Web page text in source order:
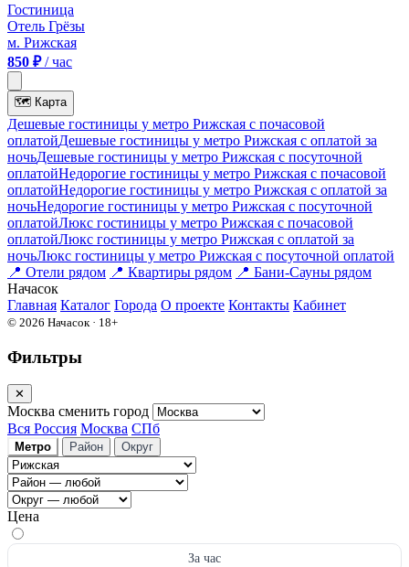
Гостиница
Отель Грёзы
м. Рижская
850 ₽/ час
🗺 Карта
Дешевые гостиницы у метро Рижская c почасовой
оплатойДешевые гостиницы у метро Рижская с оплатой за
ночьДешевые гостиницы у метро Рижская c посуточной
оплатойНедорогие гостиницы у метро Рижская c почасовой
оплатойНедорогие гостиницы у метро Рижская с оплатой за
ночьНедорогие гостиницы у метро Рижская c посуточной
оплатойЛюкс гостиницы у метро Рижская c почасовой
оплатойЛюкс гостиницы у метро Рижская с оплатой за
ночьЛюкс гостиницы у метро Рижская c посуточной оплатой
📍 Отели рядом 📍 Квартиры рядом 📍 Бани-Сауны рядом
Начасок
Главная Каталог Города О проекте Контакты Кабинет
© 2026 Начасок · 18+
Фильтры
✕
Москва сменить город
Вся Россия Москва СПб
Метро Район Округ
Цена
За час